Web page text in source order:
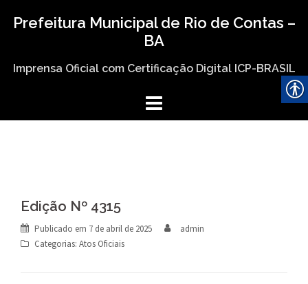
Prefeitura Municipal de Rio de Contas –
BA
Imprensa Oficial com Certificação Digital ICP-BRASIL
Edição Nº 4315
Publicado em 7 de abril de 2025
admin
Categorias: Atos Oficiais